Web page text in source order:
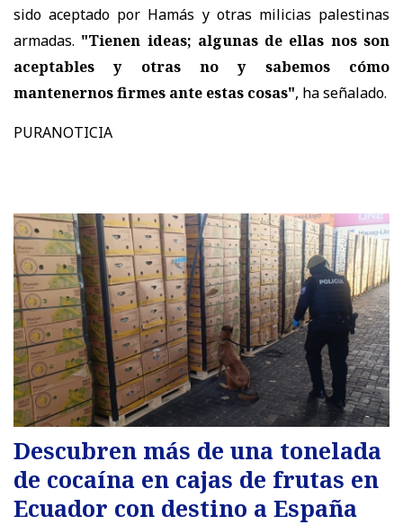
sido aceptado por Hamás y otras milicias palestinas
armadas. "Tienen ideas; algunas de ellas nos son
aceptables y otras no y sabemos cómo
mantenernos firmes ante estas cosas", ha señalado.
PURANOTICIA
Descubren más de una tonelada
de cocaína en cajas de frutas en
Ecuador con destino a España